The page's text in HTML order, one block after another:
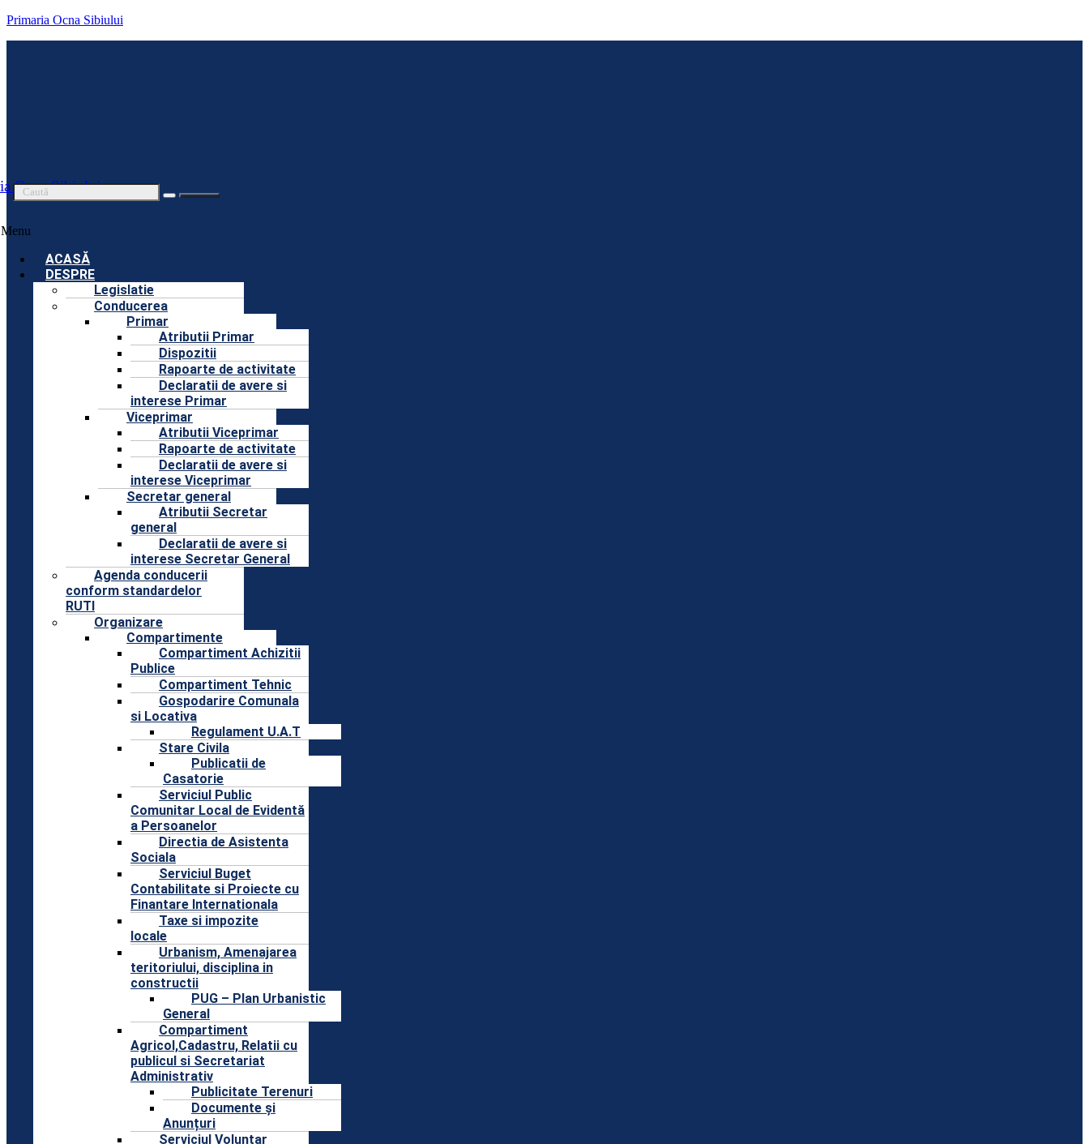
Primaria Ocna Sibiului
Ocna Sibiului
Menu
ACASĂ
DESPRE
Legislatie
Conducerea
Primar
Atributii Primar
Dispozitii
Rapoarte de activitate
Declaratii de avere si
interese Primar
Viceprimar
Atributii Viceprimar
Rapoarte de activitate
Declaratii de avere si
interese Viceprimar
Secretar general
Atributii Secretar
general
Declaratii de avere si
interese Secretar General
Agenda conducerii
conform standardelor
RUTI
Organizare
Compartimente
Compartiment Achizitii
Publice
Compartiment Tehnic
Gospodarire Comunala
si Locativa
Regulament U.A.T
Stare Civila
Publicatii de
Casatorie
Serviciul Public
Comunitar Local de Evidentă
a Persoanelor
Directia de Asistenta
Sociala
Serviciul Buget
Contabilitate si Proiecte cu
Finantare Internationala
Taxe si impozite
locale
Urbanism, Amenajarea
teritoriului, disciplina in
constructii
PUG – Plan Urbanistic
General
Compartiment
Agricol,Cadastru, Relatii cu
publicul si Secretariat
Administrativ
Publicitate Terenuri
Documente și
Anunțuri
Serviciul Voluntar